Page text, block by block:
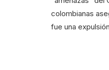
colombianas
fue una